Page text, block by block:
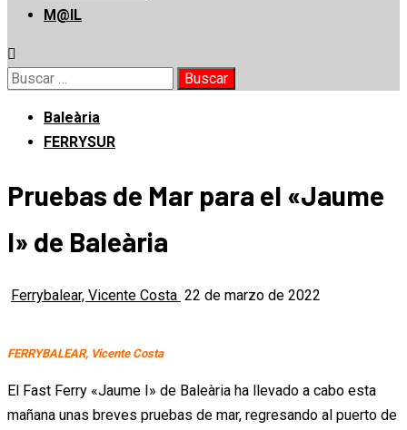
M@IL
Buscar:
Baleària
FERRYSUR
Pruebas de Mar para el «Jaume
I» de Baleària
Ferrybalear, Vicente Costa 22 de marzo de 2022
FERRYBALEAR, Vicente Costa
El Fast Ferry «Jaume I» de Baleària ha llevado a cabo esta
mañana unas breves pruebas de mar, regresando al puerto de